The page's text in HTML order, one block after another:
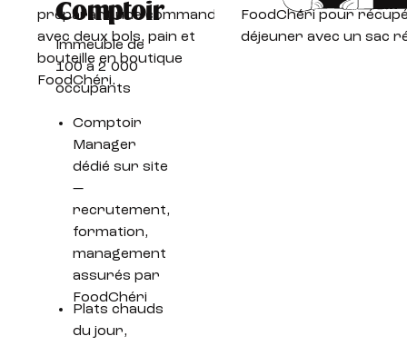
Comptoir
Immeuble de
100 à 2 000
occupants
Comptoir
Manager
dédié sur site
—
recrutement,
formation,
management
assurés par
FoodChéri
Plats chauds
du jour,